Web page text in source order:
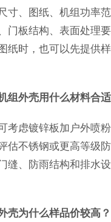
寸、图纸、机组功率
门板结构、表面处理
纸时，也可以先提供
组外壳用什么材料合
考虑镀锌板加户外喷
估不锈钢或更高等级
缝、防雨结构和排水
壳为什么样品价较高？